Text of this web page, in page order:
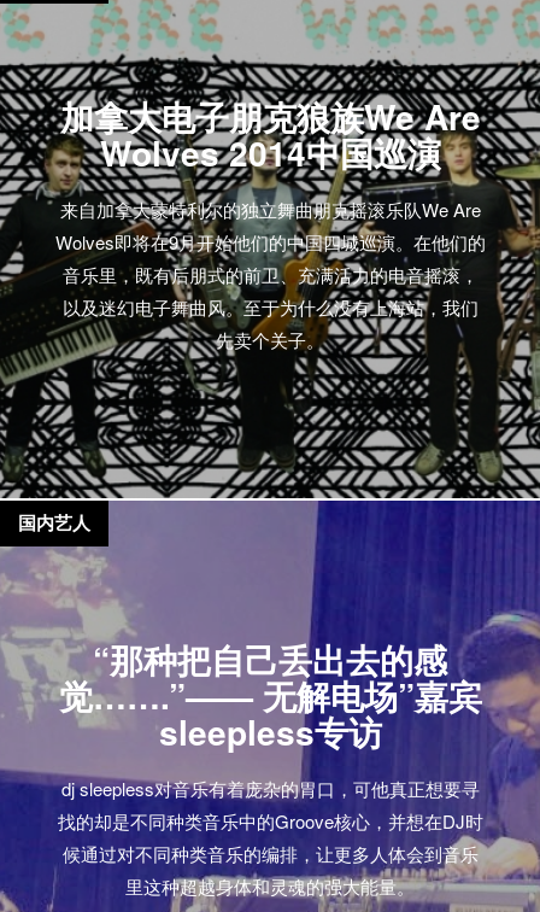
震动，最后是巨大的充满厄运的吉他声像是波浪一样
向你打过来。这样的状态持续了整整10分钟，身在其
中你几乎找不到任何形容词来描述这五个甚至有些令
人恐惧的乐手所制造出来的音乐。 —— Leeds Music
Scene Swans和我上次看的时候又有了不同。纯粹有
形的海啸般的声音已经不复存在。当然他们依然还是
很响，依然充满压迫感，依然令人精神混乱，但少了
一些宏大的东西。取而代之的是他们的声音就好象一
头被束缚挣扎的庞大动物，不断的跺脚声，不断地发
出厚重的喘息声，不断用丰满粗壮的羽翼拍打空气迸
裂出“呼呼”声。但是最重要的是，就新专辑《To Be
Kind》来说的话，这无疑应该是一头猛兽。 ——
Sounds XP 从那地狱般的音量来判断，Gira一定是告
诉台上的乐手声音可以再大一点。有些讽刺的是乐队
的名字却是来自一只不怎么发声的鸟。Swans的现场
并不是一次享受之旅，你需要忍受一整晚那种犹如洗
刷全身般令人肾上激素加速分泌的沉重噪音。演出中
呈现出的最残忍极端的一面，是在快结束的时候，乐
器的齐射中穿插着一个单独的和弦，并非无休止地重
复，而是一次比一次更深入大地的内核，带着摧枯拉
朽的势头和力量，音量甚至无情地攀升到了一个可能
损害健康和安全的量值。今晚的Swans让人领教了极
端金属党幻想创造出的那种恶灵狂欢的场面。
—— Yorkshire Evening Post 只有20英尺，而打击乐手
Thor Harris（他的姓其实只是为了证明他在舞台上演
奏什么乐器）开始锤一个巨大的中国锣，伴随的还有
轻敲的管钟声。大概过了3分钟以后，声场把整个能够
容纳1000人的场地都包进去了，周边任何其他形式的
加拿大电子朋克狼族We Are
Wolves 2014中国巡演
来自加拿大蒙特利尔的独立舞曲朋克摇滚乐队We Are
Wolves即将在9月开始他们的中国四城巡演。在他们的
音乐里，既有后朋式的前卫、充满活力的电音摇滚，
以及迷幻电子舞曲风。至于为什么没有上海站，我们
先卖个关子。
“那种把自己丢出去的感
觉…….”—— 无解电场”嘉宾
sleepless专访
dj sleepless对音乐有着庞杂的胃口，可他真正想要寻
找的却是不同种类音乐中的Groove核心，并想在DJ时
候通过对不同种类音乐的编排，让更多人体会到音乐
里这种超越身体和灵魂的强大能量。
国内艺人